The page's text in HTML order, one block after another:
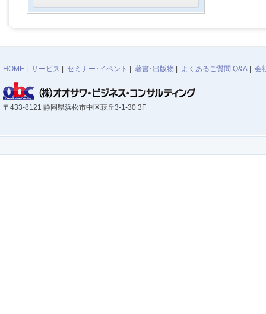
HOME サービス セミナー･イベント 著書･出版物 よくあるご質問 Q&A 会
〒433-8121 静岡県浜松市中区萩丘3-1-30 3F